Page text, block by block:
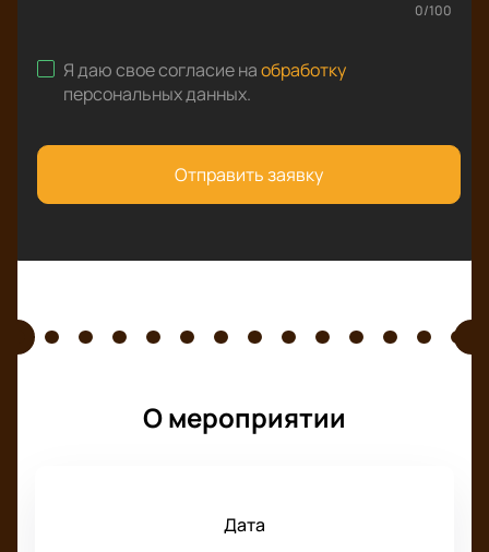
0/100
Я даю свое согласие наобработку
персональных данных.
Отправить заявку
О мероприятии
Дата